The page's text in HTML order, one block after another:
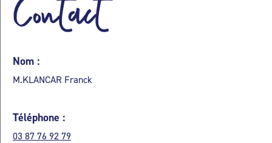
Contact
Nom :
M.KLANCAR Franck
Téléphone :
03 87 76 92 79